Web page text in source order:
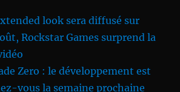
look sera diffusé sur
Rockstar Games surprend la
Zero : le développement est
vous la semaine prochaine